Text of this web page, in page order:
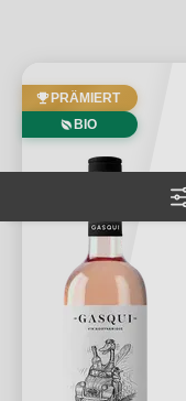
PRÄMIERT
BIO